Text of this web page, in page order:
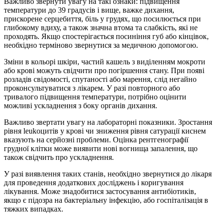
температури до 39 градусів і вище, важке дихання,
прискорене серцебиття, біль у грудях, що посилюється при
глибокому вдиху, а також значна втома та слабкість, які не
проходять. Якщо спостерігається посиніння губ або кінцівок,
необхідно терміново звернутися за медичною допомогою.
Зміни в кольорі шкіри, частий кашель з виділенням мокроти
або крові можуть свідчити про погіршення стану. При появі
розладів свідомості, спутаності або марення, слід негайно
проконсультуватися з лікарем. У разі повторного або
тривалого підвищення температури, потрібно оцінити
можливі ускладнення з боку органів дихання.
Важливо звертати увагу на лабораторні показники. Зростання
рівня leukoцитів у крові чи зниження рівня сатурації киснем
вказують на серйозні проблеми. Оцінка рентгенографії
грудної клітки може виявити нові вогнища запалення, що
також свідчить про ускладнення.
У разі виявлення таких станів, необхідно звернутися до лікаря
для проведення додаткових досліджень і коригування
лікування. Може знадобитися застосування антибіотиків,
якщо є підозра на бактеріальну інфекцію, або госпіталізація в
тяжких випадках.